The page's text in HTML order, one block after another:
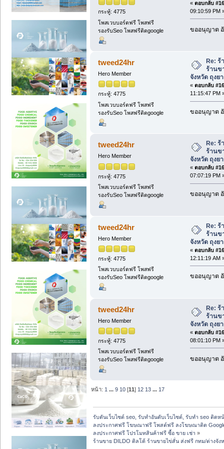
กระทู้: 4775
โพสเวบบอร์ดฟรี โพสฟรี
รองรับSeo โพสฟรีติดgoogle
« ตอบกลับ
09:10:59 PM
ขออนุญาต
tweed24hr
Hero Member
กระทู้: 4775
โพสเวบบอร์ดฟรี โพสฟรี
รองรับSeo โพสฟรีติดgoogle
Re: ร้
ร้านข
จังหวัด ถุงย
« ตอบกลับ
11:15:47 PM
ขออนุญาต
tweed24hr
Hero Member
กระทู้: 4775
โพสเวบบอร์ดฟรี โพสฟรี
รองรับSeo โพสฟรีติดgoogle
Re: ร้
ร้านข
จังหวัด ถุงย
« ตอบกลับ
07:07:19 PM
ขออนุญาต
tweed24hr
Hero Member
กระทู้: 4775
โพสเวบบอร์ดฟรี โพสฟรี
รองรับSeo โพสฟรีติดgoogle
Re: ร้
ร้านข
จังหวัด ถุงย
« ตอบกลับ
12:11:19 AM
ขออนุญาต
tweed24hr
Hero Member
กระทู้: 4775
โพสเวบบอร์ดฟรี โพสฟรี
รองรับSeo โพสฟรีติดgoogle
Re: ร้
ร้านข
จังหวัด ถุงย
« ตอบกลับ
08:01:10 PM
ขออนุญาต
หน้า: 1 ...9 10 [11] 12 13 ... 17
รับดันเว็บไซต์ seo, รับทำอันดับเว็บไซต์, รับทำ seo ติดห
ลงประกาศฟรี โฆษณาฟรี โพสต์ฟรี ลงโฆษณาติด
ลงประกาศฟรี โปรโมทสินค้าฟรี ซื้อ ขาย เช่า »
ร้านขาย DILDO ดิลโด้ ร้านขายไข่สั่น ส่งฟรี กทม/ต่างจัง